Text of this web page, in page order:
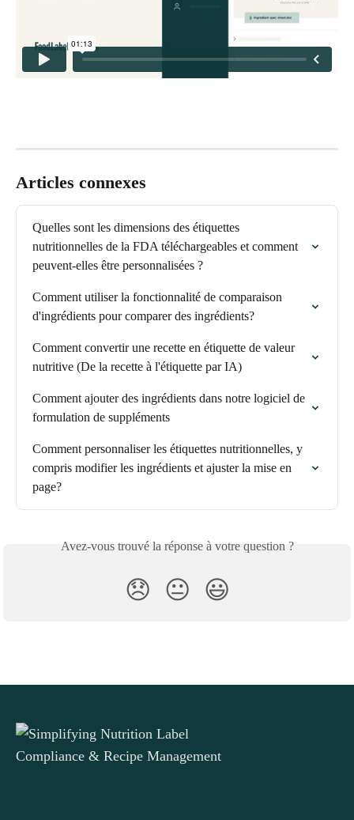
Articles connexes
Quelles sont les dimensions des étiquettes
nutritionnelles de la FDA téléchargeables et comment
peuvent-elles être personnalisées ?
Comment utiliser la fonctionnalité de comparaison
d'ingrédients pour comparer des ingrédients?
Comment convertir une recette en étiquette de valeur
nutritive (De la recette à l'étiquette par IA)
Comment ajouter des ingrédients dans notre logiciel de
formulation de suppléments
Comment personnaliser les étiquettes nutritionnelles, y
compris modifier les ingrédients et ajuster la mise en
page?
Avez-vous trouvé la réponse à votre question ?
😞 😐 😃